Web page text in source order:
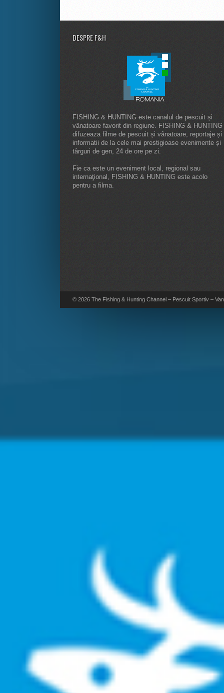
DESPRE F&H
FISHING & HUNTING este canalul de pescuit și
vânatoare favorit din regiune. FISHING & HUNTING
difuzeaza filme de pescuit și vânatoare, reportaje și
informatii de la cele mai prestigioase evenimente și
târguri de gen, 24 de ore pe zi.
Fie ca este un eveniment local, regional sau
internaţional, FISHING & HUNTING este acolo
pentru a filma.
© 2026 The Fishing & Hunting Channel – Pescuit Sportiv –